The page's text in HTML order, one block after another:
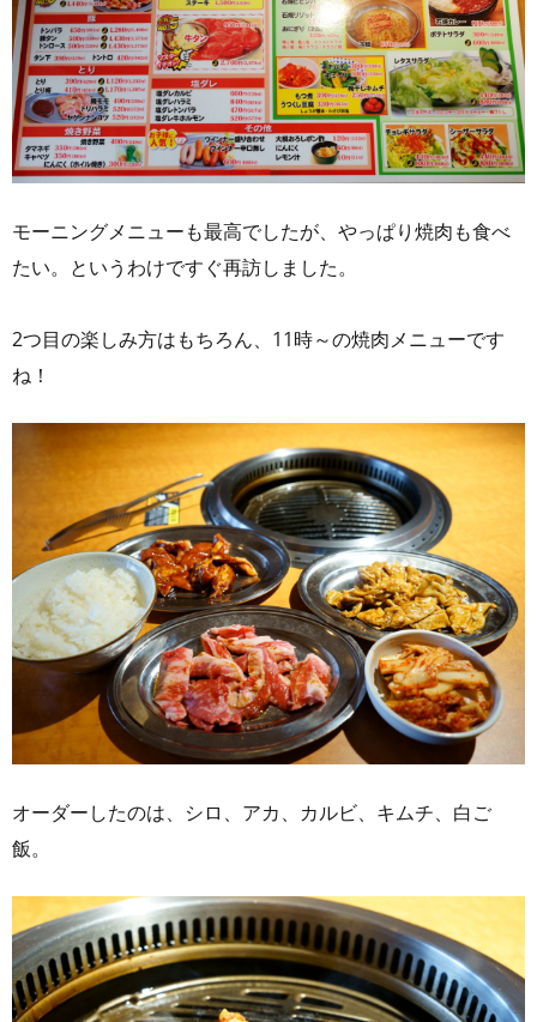
モーニングメニューも最高でしたが、やっぱり焼肉も食べ
たい。というわけですぐ再訪しました。
2つ目の楽しみ方はもちろん、11時～の焼肉メニューです
ね！
オーダーしたのは、シロ、アカ、カルビ、キムチ、白ご
飯。